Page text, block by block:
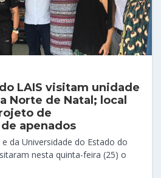
LAIS visitam unidade
Norte de Natal; local
de
apenados
da Universidade do Estado do
nesta quinta-feira (25) o